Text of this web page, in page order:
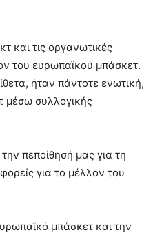
και τις οργανωτικές
του ευρωπαϊκού μπάσκετ.
ήταν πάντοτε ενωτική,
μέσω συλλογικής
πεποίθησή μας για τη
για το μέλλον του
μπάσκετ και την